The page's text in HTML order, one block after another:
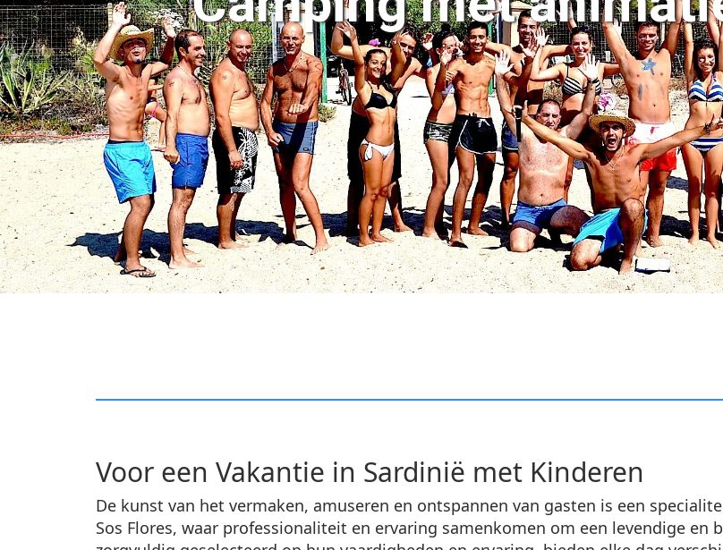
Voor een Vakantie in Sardinië met Kinderen
De kunst van het vermaken, amuseren en ontspannen van gasten is een
Sos Flores, waar professionaliteit en ervaring samenkomen om een levendige en